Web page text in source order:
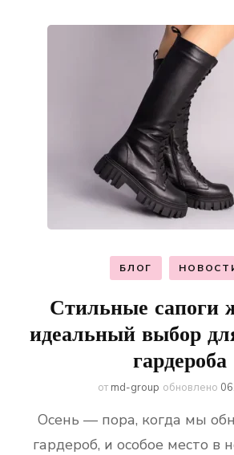
БЛОГ
Стильные сапоги
идеальный выбор
гардероба
от md-group обновлено
Осень — пора, когда мы
гардероб, и особое место в